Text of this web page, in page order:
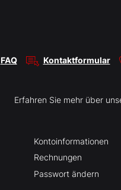
FAQ Kontaktformular
Erfahren Sie mehr über
Kontoinformationen
Rechnungen
Passwort ändern